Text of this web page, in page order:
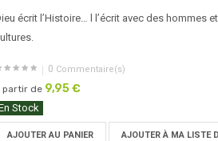
écrit l’Histoire… l l’écrit avec des
0 Commentaire(s)
partir de 9,95 €
Stock
AJOUTER AU PANIER AJOUTER À MA LISTE